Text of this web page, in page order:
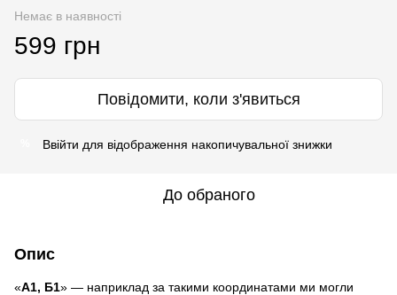
Немає в наявності
599 грн
Повідомити, коли з'явиться
Ввійти для відображення накопичувальної знижки
До обраного
Опис
«А1, Б1» — наприклад за такими координатами ми могли